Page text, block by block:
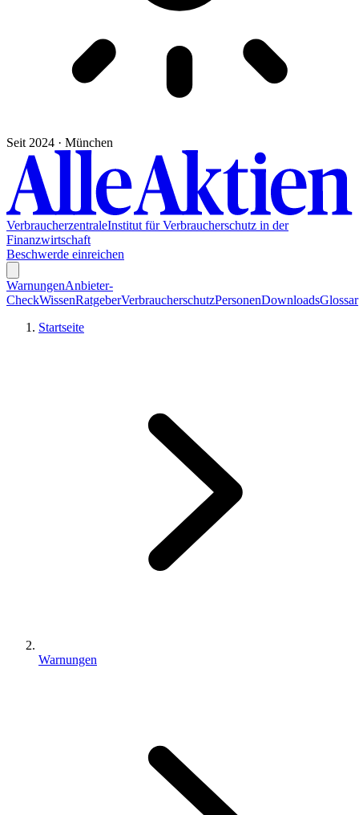
Seit 2024 · München
VerbraucherzentraleInstitut für Verbraucherschutz in der
Finanzwirtschaft
Beschwerde einreichen
WarnungenAnbieter-
CheckWissenRatgeberVerbraucherschutzPersonenDownloadsGlossar
Startseite
Warnungen